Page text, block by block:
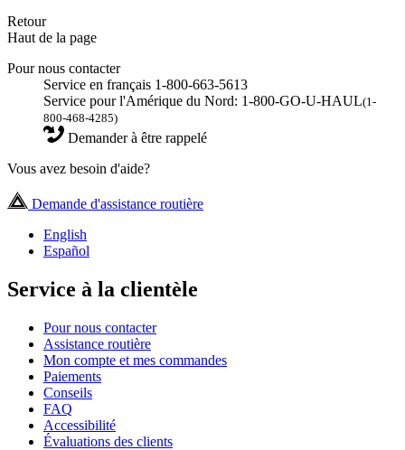
Retour
Haut de la page
Pour nous contacter
Service en français 1-800-663-5613
Service pour l'Amérique du Nord: 1-800-GO-U-HAUL(1-
800-468-4285)
Demander à être rappelé
Vous avez besoin d'aide?
Demande d'assistance routière
English
Español
Service à la clientèle
Pour nous contacter
Assistance routière
Mon compte et mes commandes
Paiements
Conseils
FAQ
Accessibilité
Évaluations des clients